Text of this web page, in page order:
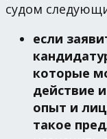
судом
если
которые
действие
опыт и
такое